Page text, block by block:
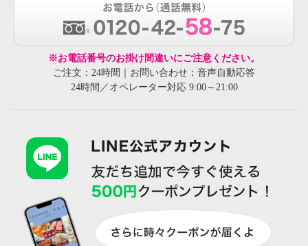
※お電話番号のお掛け間違いにご注意ください。
ご注文：24時間｜お問い合わせ：音声自動応答
24時間／オペレーター対応 9:00～21:00